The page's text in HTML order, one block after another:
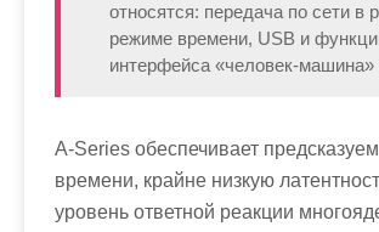
относятся: передача по сети в
режиме времени, USB и
интерфейса «человек-машина»
A-Series обеспечивает
времени, крайне низкую
уровень ответной реакции